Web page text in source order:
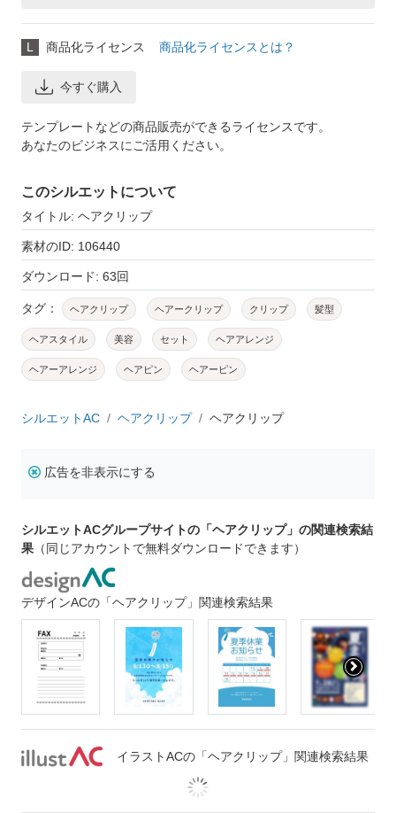
L 商品化ライセンス 商品化ライセンスとは？
今すぐ購入
テンプレートなどの商品販売ができるライセンスです。
あなたのビジネスにご活用ください。
このシルエットについて
タイトル: ヘアクリップ
素材のID: 106440
ダウンロード: 63回
タグ： ヘアクリップ ヘアークリップ クリップ 髪型
ヘアスタイル 美容 セット ヘアアレンジ
ヘアーアレンジ ヘアピン ヘアーピン
シルエットAC ヘアクリップ ヘアクリップ
広告を非表示にする
シルエットACグループサイトの「ヘアクリップ」の関連検索結
果 （同じアカウントで無料ダウンロードできます）
デザインACの「ヘアクリップ」関連検索結果
イラストACの「ヘアクリップ」関連検索結果